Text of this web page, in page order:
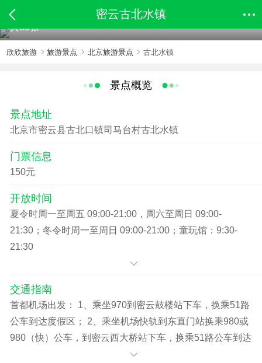
密云古北水镇
共89张
欣欣旅游 旅游景点 北京旅游景点 古北水镇
景点概览
景点地址
北京市密云县古北口镇司马台村古北水镇
门票信息
150元
开放时间
夏令时周一至周五 09:00-21:00，周六至周日 09:00-
21:30；冬令时周一至周日 09:00-21:00；童玩馆：9:30-
21:30
交通指南
首都机场出发： 1、乘坐970到密云鼓楼站下车，换乘51路
公车到达度假区； 2、乘坐机场快轨到东直门站换乘980或
980（快）公车，到密云西大桥站下车，换乘51路公车到达
度假区。 北京火车站出发： 1、乘坐地铁2号线到东直门，